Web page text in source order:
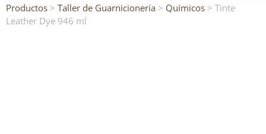
Productos > Taller de Guarnicionería > Químicos > Tinte
Leather Dye 946 ml